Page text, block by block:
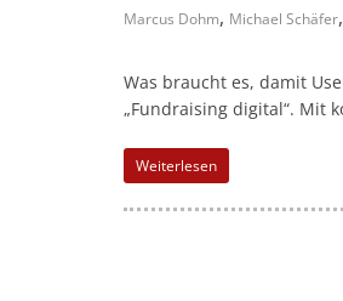
Marcus Dohm, Michael Schäfer,
Was braucht es, damit
„Fundraising digital“. Mit
Weiterlesen